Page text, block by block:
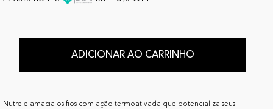
ADICIONAR AO CARRINHO
Nutre e amacia os fios com ação termoativada que potencializa seus